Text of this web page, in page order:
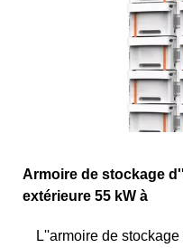
Armoire de stockage
extérieure 55 kW à
L''armoire de